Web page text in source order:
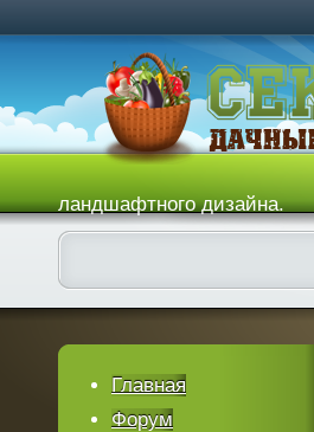
ландшафтного дизайна.
Главная
Форум